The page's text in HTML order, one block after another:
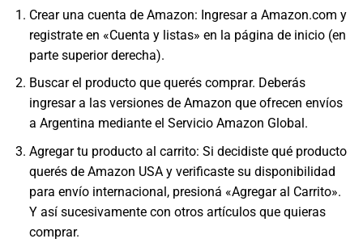
Crear una cuenta de Amazon: Ingresar a Amazon.com y
registrate en «Cuenta y listas» en la página de inicio (en
parte superior derecha).
Buscar el producto que querés comprar. Deberás
ingresar a las versiones de Amazon que ofrecen envíos
a Argentina mediante el Servicio Amazon Global.
Agregar tu producto al carrito: Si decidiste qué producto
querés de Amazon USA y verificaste su disponibilidad
para envío internacional, presioná «Agregar al Carrito».
Y así sucesivamente con otros artículos que quieras
comprar.